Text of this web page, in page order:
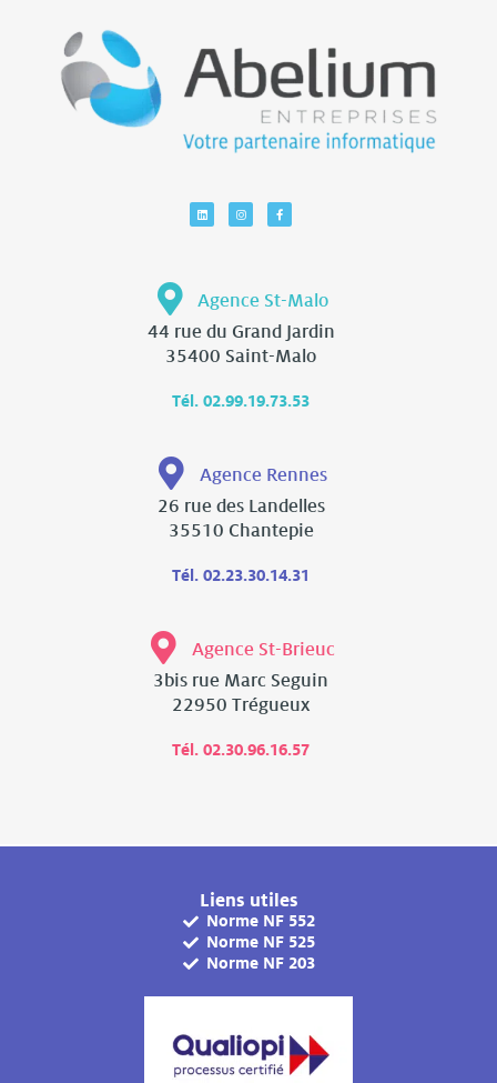
Agence St-Malo
44 rue du Grand Jardin
35400 Saint-Malo
Tél. 02.99.19.73.53
Agence Rennes
26 rue des Landelles
35510 Chantepie
Tél. 02.23.30.14.31
Agence St-Brieuc
3bis rue Marc Seguin
22950 Trégueux
Tél. 02.30.96.16.57
Liens utiles
Norme NF 552
Norme NF 525
Norme NF 203